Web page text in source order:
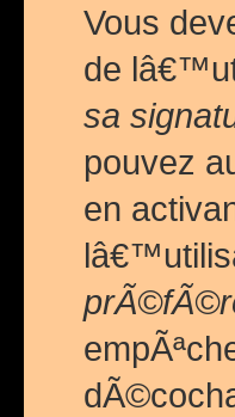
Vous
de
sa
pouvez
en